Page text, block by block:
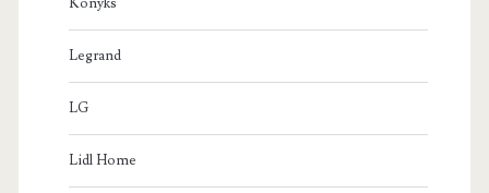
Konyks
Legrand
LG
Lidl Home